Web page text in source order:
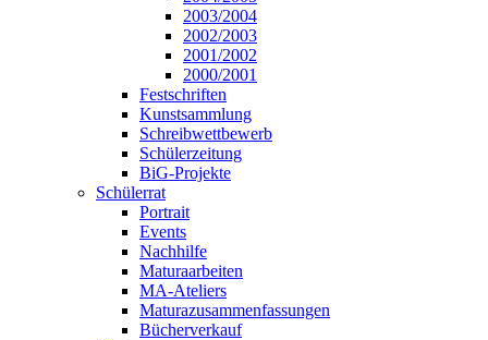
2003/2004
2002/2003
2001/2002
2000/2001
Festschriften
Kunstsammlung
Schreibwettbewerb
Schülerzeitung
BiG-Projekte
Schülerrat
Portrait
Events
Nachhilfe
Maturaarbeiten
MA-Ateliers
Maturazusammenfassungen
Bücherverkauf